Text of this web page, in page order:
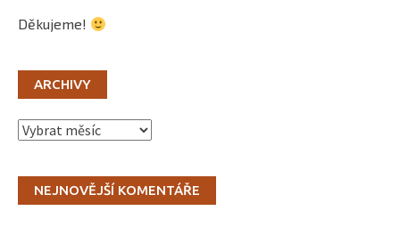
Děkujeme!
ARCHIVY
Archivy
NEJNOVĚJŠÍ KOMENTÁŘE